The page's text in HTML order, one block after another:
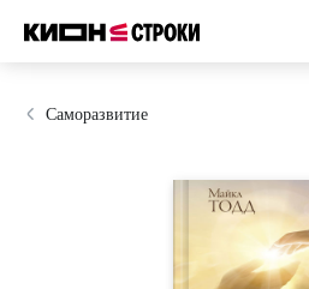
Саморазвитие